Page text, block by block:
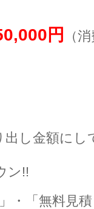
円 （
出し金額にし
ン!!
・「無料見